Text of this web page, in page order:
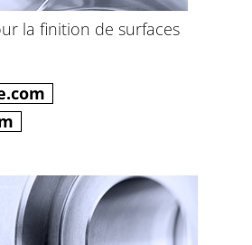
la finition de surfaces